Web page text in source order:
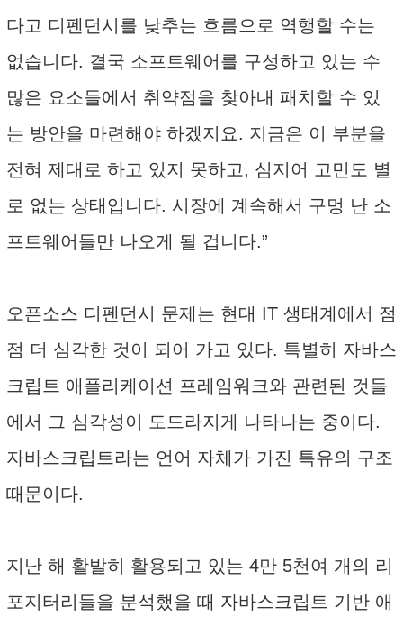
다고 디펜던시를 낮추는 흐름으로 역행할 수는
없습니다. 결국 소프트웨어를 구성하고 있는 수
많은 요소들에서 취약점을 찾아내 패치할 수 있
는 방안을 마련해야 하겠지요. 지금은 이 부분을
전혀 제대로 하고 있지 못하고, 심지어 고민도 별
로 없는 상태입니다. 시장에 계속해서 구멍 난 소
프트웨어들만 나오게 될 겁니다.”
오픈소스 디펜던시 문제는 현대 IT 생태계에서 점
점 더 심각한 것이 되어 가고 있다. 특별히 자바스
크립트 애플리케이션 프레임워크와 관련된 것들
에서 그 심각성이 도드라지게 나타나는 중이다.
자바스크립트라는 언어 자체가 가진 특유의 구조
때문이다.
지난 해 활발히 활용되고 있는 4만 5천여 개의 리
포지터리들을 분석했을 때 자바스크립트 기반 애